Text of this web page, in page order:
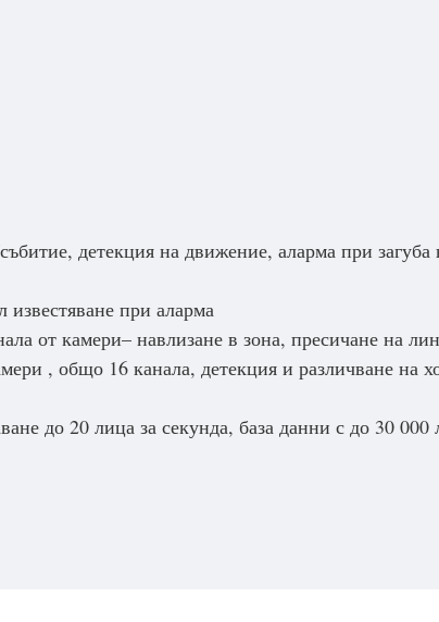
детекция на движение, аларма при загуба
при аларма
от камери– навлизане в зона, пресичане на
, общо 16 канала, детекция и различване на
до 20 лица за секунда, база данни с до 30 000